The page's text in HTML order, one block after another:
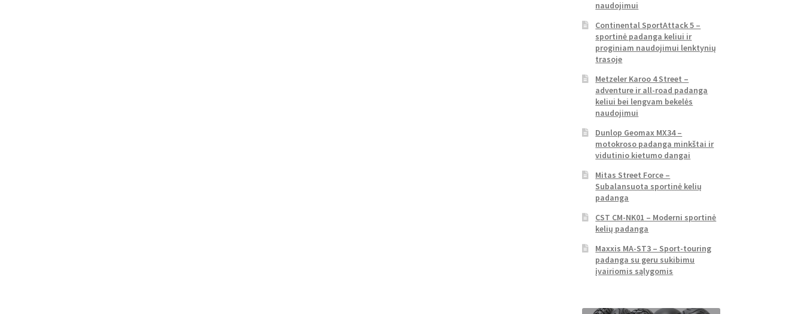
naudojimui
Continental SportAttack 5 –
sportinė padanga keliui ir
proginiam naudojimui lenktynių
trasoje
Metzeler Karoo 4 Street –
adventure ir all-road padanga
keliui bei lengvam bekelės
naudojimui
Dunlop Geomax MX34 –
motokroso padanga minkštai ir
vidutinio kietumo dangai
Mitas Street Force –
Subalansuota sportinė kelių
padanga
CST CM-NK01 – Moderni sportinė
kelių padanga
Maxxis MA-ST3 – Sport-touring
padanga su geru sukibimu
įvairiomis sąlygomis